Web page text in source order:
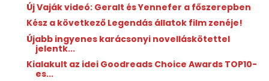
Új Vaják videó: Geralt és Yennefer a főszerepben
Kész a következő Legendás állatok film zenéje!
Újabb ingyenes karácsonyi novelláskötettel
jelentk...
Kialakult az idei Goodreads Choice Awards TOP10-
es...